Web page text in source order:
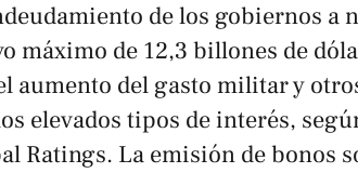
de los gobiernos a
máximo de 12,3 billones de
aumento del gasto militar y
elevados tipos de interés,
Ratings. La emisión de bonos